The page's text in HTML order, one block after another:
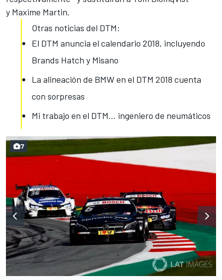
y Maxime Martin.
Otras noticias del DTM:
El DTM anuncia el calendario 2018, incluyendo
Brands Hatch y Misano
La alineación de BMW en el DTM 2018 cuenta
con sorpresas
Mi trabajo en el DTM... ingeniero de neumáticos
7